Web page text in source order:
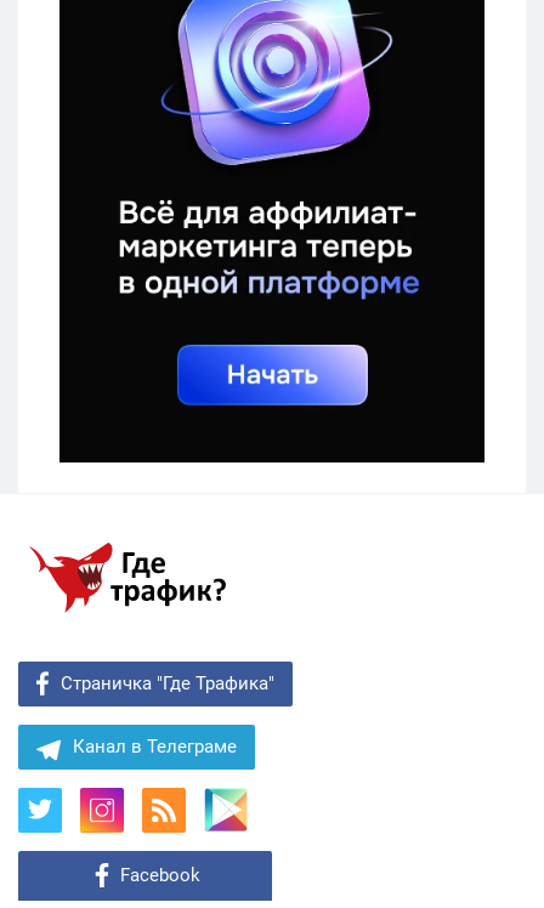
Страничка "Где Трафика"
Канал в Телеграме
Facebook